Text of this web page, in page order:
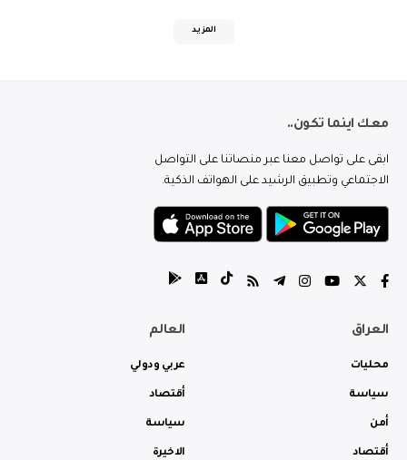
المزيد
معك اينما تكون..
ابقى على تواصل معنا عبر منصاتنا على التواصل
الاجتماعي وتطبيق الرشيد على الهواتف الذكية.
العراق
محليات
سياسة
أمن
أقتصاد
العالم
عربي ودولي
أقتصاد
سياسة
الاخيرة